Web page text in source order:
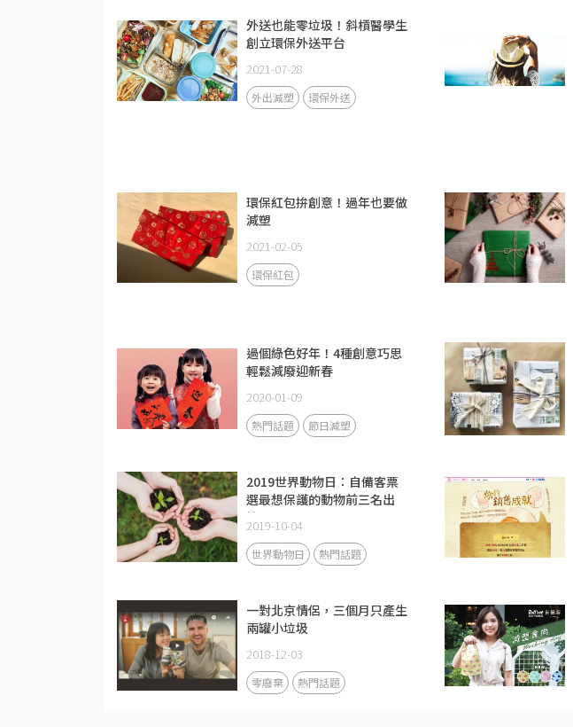
外送也能零垃圾！斜槓醫學生
創立環保外送平台
2021-07-28
外出減塑 環保外送
環保紅包拚創意！過年也要做
減塑
2021-02-05
環保紅包
過個綠色好年！4種創意巧思
輕鬆減廢迎新春
2020-01-09
熱門話題 節日減塑
2019世界動物日：自備客票
選最想保護的動物前三名出
爐！
2019-10-04
世界動物日 熱門話題
一對北京情侶，三個月只產生
兩罐小垃圾
2018-12-03
零廢棄 熱門話題